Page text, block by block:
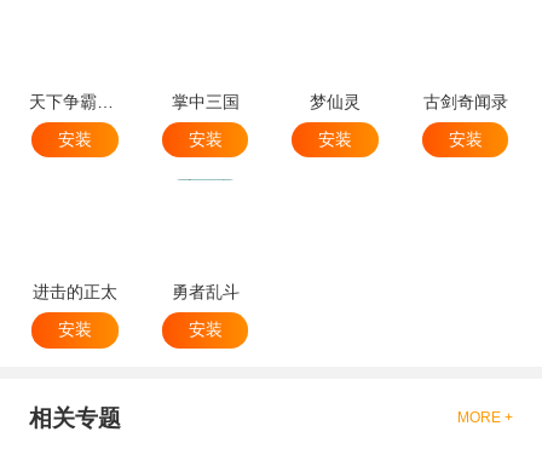
天下争霸三国志
安装
掌中三国
安装
梦仙灵
安装
古剑奇闻录
安装
进击的正太
安装
勇者乱斗
安装
相关专题 MORE +